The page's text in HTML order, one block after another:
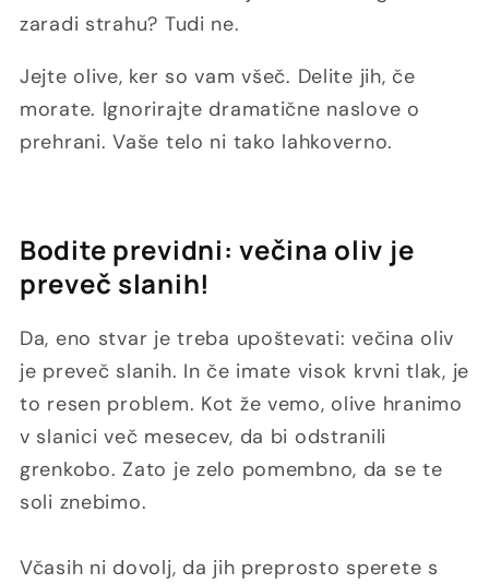
zaradi strahu? Tudi ne.
Jejte olive, ker so vam všeč. Delite jih, če
morate. Ignorirajte dramatične naslove o
prehrani. Vaše telo ni tako lahkoverno.
Bodite previdni: večina oliv je
preveč slanih!
Da, eno stvar je treba upoštevati: večina oliv
je preveč slanih. In če imate visok krvni tlak, je
to resen problem. Kot že vemo, olive hranimo
v slanici več mesecev, da bi odstranili
grenkobo. Zato je zelo pomembno, da se te
soli znebimo.
Včasih ni dovolj, da jih preprosto sperete s